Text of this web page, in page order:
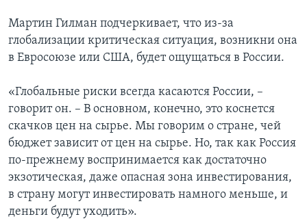
Мартин Гилман подчеркивает, что из-за
глобализации критическая ситуация, возникни она
в Евросоюзе или США, будет ощущаться в России.
«Глобальные риски всегда касаются России, –
говорит он. – В основном, конечно, это коснется
скачков цен на сырье. Мы говорим о стране, чей
бюджет зависит от цен на сырье. Но, так как Россия
по-прежнему воспринимается как достаточно
экзотическая, даже опасная зона инвестирования,
в страну могут инвестировать намного меньше, и
деньги будут уходить».